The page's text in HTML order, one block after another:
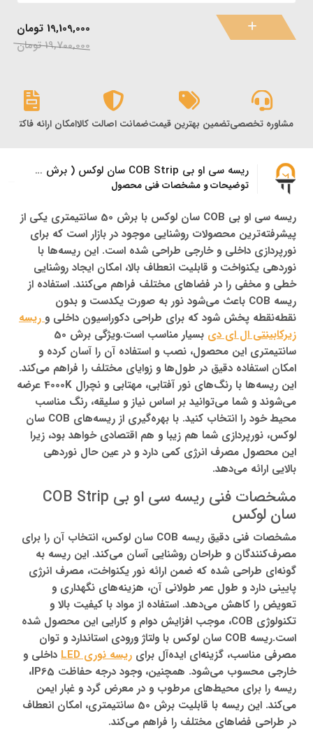
19,109,000 تومان
19,700,000 تومان
مشاوره تخصصیتضمین بهترین قیمتضمانت اصالت کالاامکان ارائه فاکتور
ریسه سی او بی COB Strip سان لوکس ( برش 50 سانتیمتری )
توضیحات و مشخصات فنی محصول
ریسه سی او بی COB سان لوکس با برش 50 سانتیمتری یکی از
پیشرفته‌ترین محصولات روشنایی موجود در بازار است که برای
نورپردازی داخلی و خارجی طراحی شده است. این ریسه‌ها با
نوردهی یکنواخت و قابلیت انعطاف بالا، امکان ایجاد روشنایی
خطی و مخفی را در فضاهای مختلف فراهم می‌کنند. استفاده از
ریسه COB باعث می‌شود نور به صورت یکدست و بدون
نقطه‌نقطه پخش شود که برای طراحی دکوراسیون داخلی وریسه
زیرکابینتی ال ای دی
بسیار مناسب است.ویژگی برش 50
سانتیمتری این محصول، نصب و استفاده آن را آسان کرده و
امکان استفاده دقیق در طول‌ها و زوایای مختلف را فراهم می‌کند.
این ریسه‌ها با رنگ‌های نور آفتابی، مهتابی و نچرال 4000K عرضه
می‌شوند و شما می‌توانید بر اساس نیاز و سلیقه، رنگ مناسب
محیط خود را انتخاب کنید. با بهره‌گیری از ریسه‌های COB سان
لوکس، نورپردازی شما هم زیبا و هم اقتصادی خواهد بود، زیرا
این محصول مصرف انرژی کمی دارد و در عین حال نوردهی
بالایی ارائه می‌دهد.
مشخصات فنی ریسه سی او بی COB Strip
سان لوکس
مشخصات فنی دقیق ریسه COB سان لوکس، انتخاب آن را برای
مصرف‌کنندگان و طراحان روشنایی آسان می‌کند. این ریسه به
گونه‌ای طراحی شده که ضمن ارائه نور یکنواخت، مصرف انرژی
پایینی دارد و طول عمر طولانی آن، هزینه‌های نگهداری و
تعویض را کاهش می‌دهد. استفاده از مواد با کیفیت بالا و
تکنولوژی COB، موجب افزایش دوام و کارایی این محصول شده
است.ریسه COB سان لوکس با ولتاژ ورودی استاندارد و توان
مصرفی مناسب، گزینه‌ای ایده‌آل برای ریسه نوری LED
داخلی و
خارجی محسوب می‌شود. همچنین، وجود درجه حفاظت IP65،
ریسه را برای محیط‌های مرطوب و در معرض گرد و غبار ایمن
می‌کند. این ریسه با قابلیت برش 50 سانتیمتری، امکان انعطاف
در طراحی فضاهای مختلف را فراهم می‌کند.